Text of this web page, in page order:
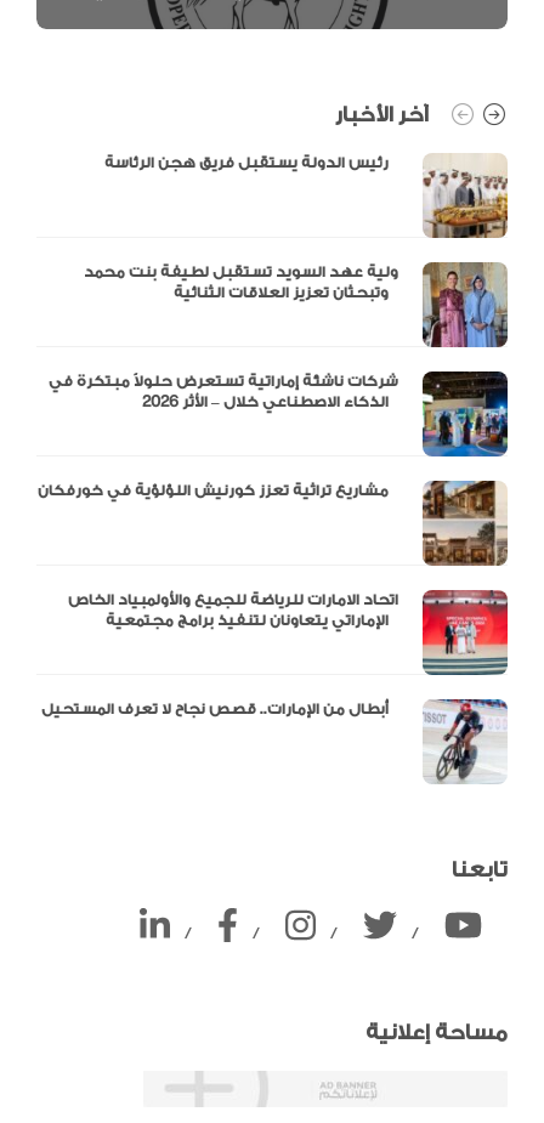
آخر الأخبار
ولية عهد السويد تستقبل لطيفة بنت محمد
شركات ناشئة إماراتية تستعرض حلولاً مبتكرة في
اتحاد الامارات للرياضة للجميع والأولمبياد الخاص
تابعنا
/ / / /
مساحة إعلانية